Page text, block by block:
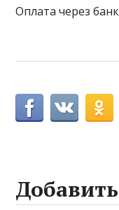
Оплата через банк